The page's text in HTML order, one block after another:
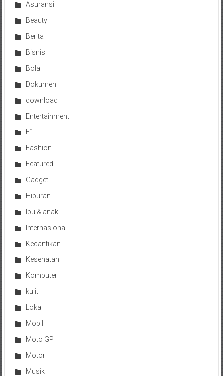
Asuransi
Beauty
Berita
Bisnis
Bola
Dokumen
download
Entertainment
F1
Fashion
Featured
Gadget
Hiburan
Ibu & anak
Internasional
Kecantikan
Kesehatan
Komputer
kulit
Lokal
Mobil
Moto GP
Motor
Musik